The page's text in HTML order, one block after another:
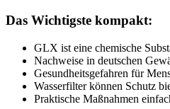
Das Wichtigste kompakt:
GLX ist eine chemische
Nachweise in deutschen
Gesundheitsgefahren für
Wasserfilter können Schutz
Praktische Maßnahmen